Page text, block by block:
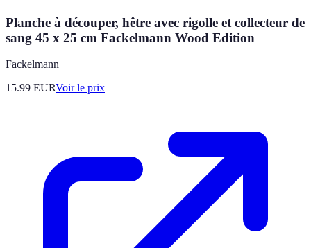
Planche à découper, hêtre avec rigolle et collecteur de
sang 45 x 25 cm Fackelmann Wood Edition
Fackelmann
15.99 EURVoir le prix